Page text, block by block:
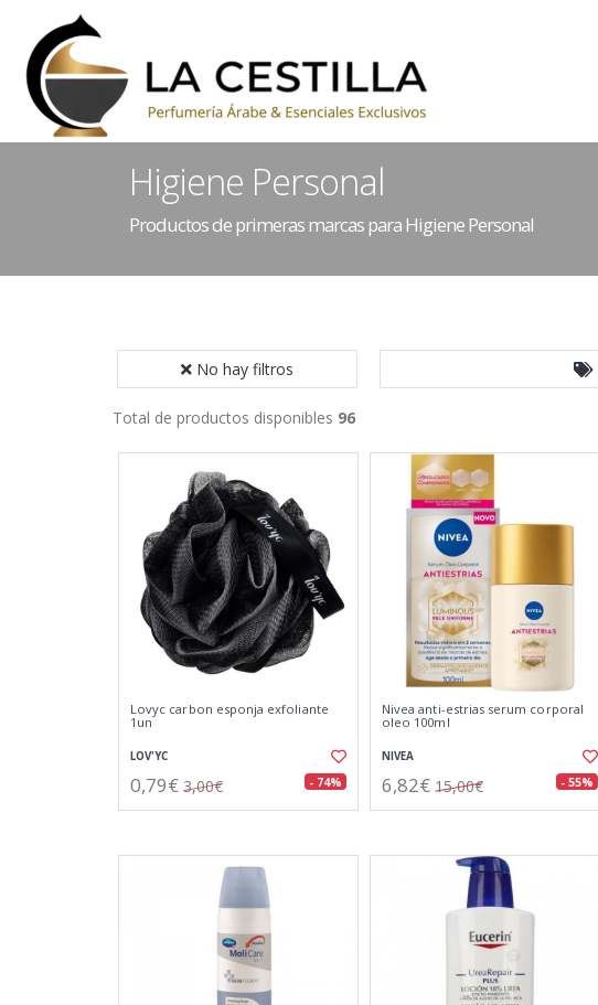
Higiene Personal
Productos de primeras marcas para Higiene Personal
No hay filtros
Total de productos disponibles 96
Lovyc carbon esponja exfoliante
1un
LOV'YC
0,79€ 3,00€ - 74%
Nivea anti-estrias serum corporal
oleo 100ml
NIVEA
6,82€ 15,00€ - 55%